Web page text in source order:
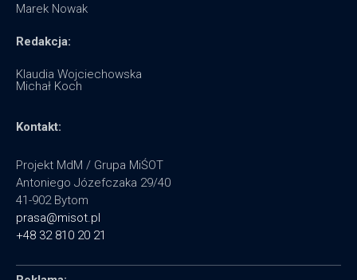
Marek Nowak
Redakcja:
Klaudia Wojciechowska
Michał Koch
Kontakt:
Projekt MdM / Grupa MiŚOT
Antoniego Józefczaka 29/40
41-902 Bytom
prasa@misot.pl
+48 32 810 20 21